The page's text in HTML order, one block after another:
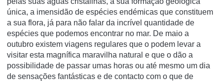
única, a imensidão de espécies endémicas que constituem
a sua flora, já para não falar da incrível quantidade de
espécies que podemos encontrar no mar. De maio a
outubro existem viagens regulares que o podem levar a
visitar esta magnífica maravilha natural e que o dão a
possibilidade de passar umas horas ou até mesmo um dia
de sensações fantásticas e de contacto com o que de